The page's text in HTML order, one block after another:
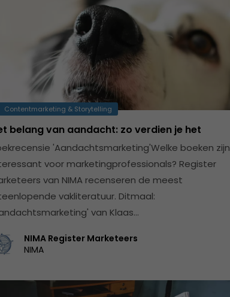
Contentmarketing & Storytelling
belang van aandacht: zo verdien je het
'Aandachtsmarketing'Welke boeken zijn
voor marketingprofessionals? Register
van NIMA recenseren de meest
vakliteratuur. Ditmaal:
van Klaas…
NIMA Register Marketeers
NIMA